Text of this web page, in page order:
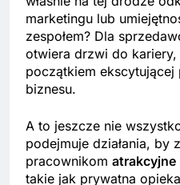
marketingu lub
zespołem? Dla
otwiera drzwi do kariery,
początkiem
biznesu.
A to jeszcze nie
podejmuje działania, by
pracownikom
takie jak prywatna